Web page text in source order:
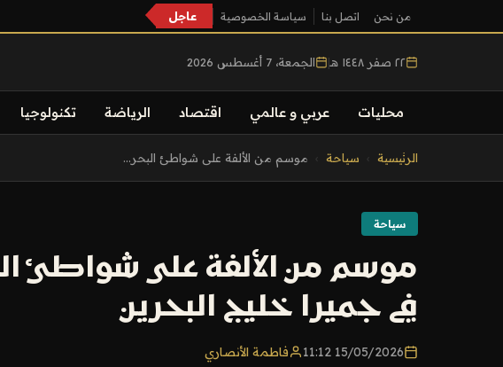
من نحن اتصل بنا سياسة الخصوصية عاجل
٢٢ صفر ١٤٤٨ هـ | الجمعة، 7 أغسطس 2026
محليات عربي و عالمي اقتصاد الرياضة تكنولوجيا
الرئيسية سياحة موسم من الألفة على شواطئ البحر...
سياحة
موسم من الألفة على شواطئ
في جميرا خليج البحرين
15/05/2026 11:12 فاطمة الأنصاري